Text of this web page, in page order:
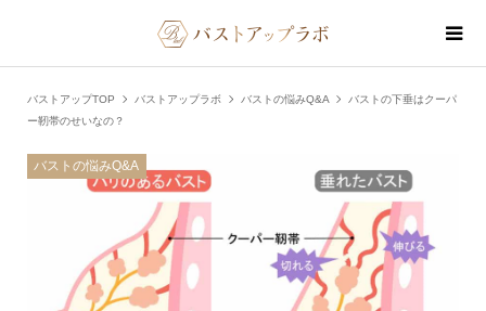
バストアップTOP バストアップラボ バストの悩みQ&A
バストの下垂はクーパ
ー靭帯のせいなの？
バストの悩みQ&A